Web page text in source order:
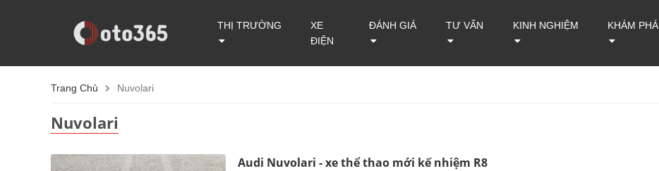
THỊ TRƯỜNG
XE
ĐIỆN
ĐÁNH GIÁ TƯ VẤN KINH NGHIỆM KHÁM PHÁ
Trang Chủ Nuvolari
Nuvolari
Audi Nuvolari - xe thể thao mới kế nhiệm R8